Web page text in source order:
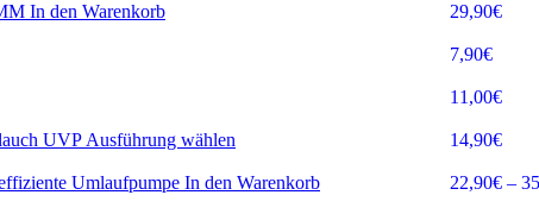
29,90€
In den Warenkorb
7,90€
11,00€
14,90€
Ausführung wählen
22,90€ –
In den Warenkorb